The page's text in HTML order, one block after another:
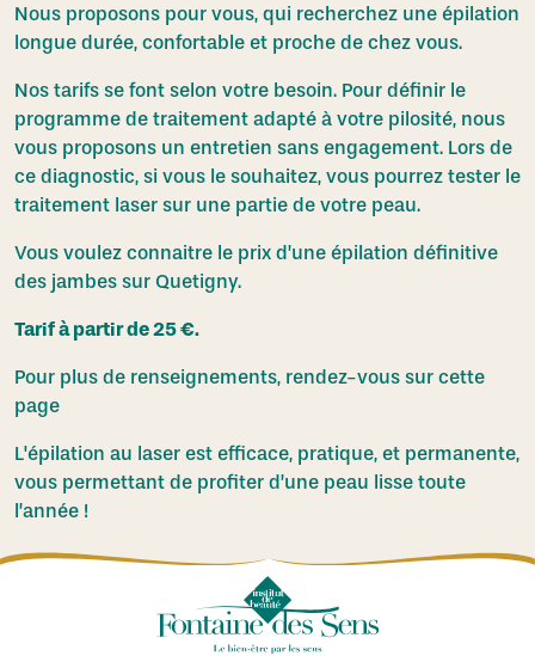
Nous proposons pour vous, qui recherchez une épilation
longue durée, confortable et proche de chez vous.
Nos tarifs se font selon votre besoin. Pour définir le
programme de traitement adapté à votre pilosité, nous
vous proposons un entretien sans engagement. Lors de
ce diagnostic, si vous le souhaitez, vous pourrez tester le
traitement laser sur une partie de votre peau.
Vous voulez connaitre le prix d’une épilation définitive
des jambes sur Quetigny.
Tarif à partir de 25 €.
Pour plus de renseignements, rendez-vous sur cette
page
L'épilation au laser est efficace, pratique, et permanente,
vous permettant de profiter d’une peau lisse toute
l’année !